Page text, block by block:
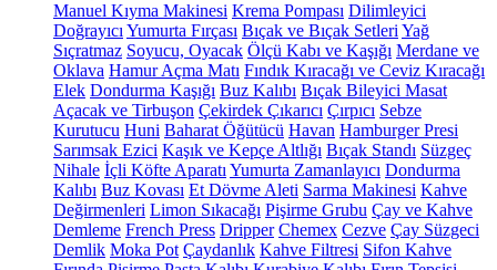
Manuel Kıyma Makinesi Krema Pompası Dilimleyici
Doğrayıcı Yumurta Fırçası Bıçak ve Bıçak Setleri Yağ
Sıçratmaz Soyucu, Oyacak Ölçü Kabı ve Kaşığı Merdane ve
Oklava Hamur Açma Matı Fındık Kıracağı ve Ceviz Kıracağı
Elek Dondurma Kaşığı Buz Kalıbı Bıçak Bileyici Masat
Açacak ve Tirbuşon Çekirdek Çıkarıcı Çırpıcı Sebze
Kurutucu Huni Baharat Öğütücü Havan Hamburger Presi
Sarımsak Ezici Kaşık ve Kepçe Altlığı Bıçak Standı Süzgeç
Nihale İçli Köfte Aparatı Yumurta Zamanlayıcı Dondurma
Kalıbı Buz Kovası Et Dövme Aleti Sarma Makinesi Kahve
Değirmenleri Limon Sıkacağı Pişirme Grubu Çay ve Kahve
Demleme French Press Dripper Chemex Cezve Çay Süzgeci
Demlik Moka Pot Çaydanlık Kahve Filtresi Sifon Kahve